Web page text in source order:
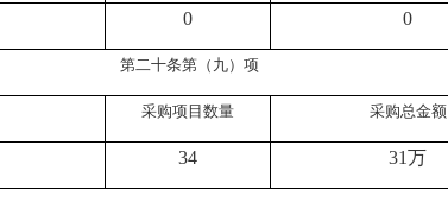
0 0
第二十条第（九）项
采购项目数量 采购总金额
34 31万